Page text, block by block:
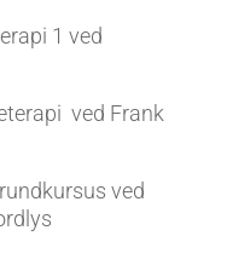
1 ved
ved Frank
ved